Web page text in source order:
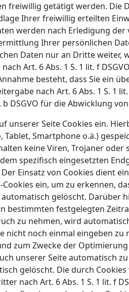
freiwillig getätigt werden. Die
Ihrer freiwillig erteilten
werden nach Erledigung
Ihrer persönlichen
Daten nur an Dritte weiter,
nach Art. 6 Abs. 1 S. 1 lit. f
besteht, dass Sie ein
nach Art. 6 Abs. 1 S. 1
b DSGVO für die Abwicklung
unserer Seite Cookies ein.
Tablet, Smartphone o.ä.)
keine Viren, Trojaner
spezifisch eingesetzten
Einsatz von Cookies dient
ein, um zu erkennen,
automatisch gelöscht.
bestimmten festgelegten
zu nehmen, wird
nicht noch einmal eingeben
zum Zwecke der
unserer Seite automatisch
gelöscht. Die durch
nach Art. 6 Abs. 1 S. 1 lit. f